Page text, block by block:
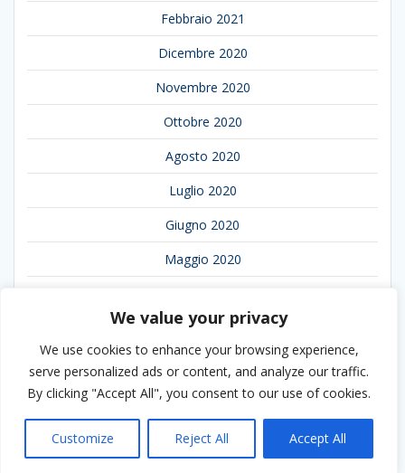
We value your privacy
We use cookies to enhance your browsing experience,
serve personalized ads or content, and analyze our traffic.
By clicking "Accept All", you consent to our use of cookies.
Customize Reject All Accept All
Febbraio 2021
Dicembre 2020
Novembre 2020
Ottobre 2020
Agosto 2020
Luglio 2020
Giugno 2020
Maggio 2020
Marzo 2020
Febbraio 2020
Gennaio 2020